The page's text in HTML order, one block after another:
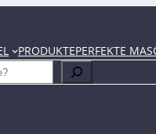
PRODUKTEPERFEKTE